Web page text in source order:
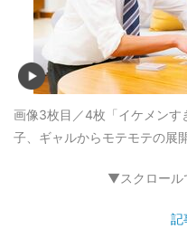
画像3枚目／4枚 「イケメン
子、ギャルからモテモテの展
▼スクロール
記